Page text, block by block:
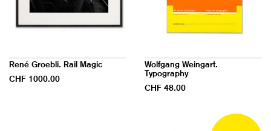
René Groebli. Rail Magic
CHF 1000.00
Wolfgang Weingart.
Typography
CHF 48.00